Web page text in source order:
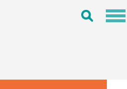
Toggle